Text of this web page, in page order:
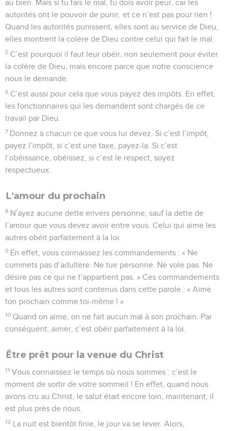
au bien. Mais si tu fais le mal, tu dois avoir peur, car les
autorités ont le pouvoir de punir, et ce n’est pas pour rien !
Quand les autorités punissent, elles sont au service de Dieu,
elles montrent la colère de Dieu contre celui qui fait le mal.
5 C’est pourquoi il faut leur obéir, non seulement pour éviter
la colère de Dieu, mais encore parce que notre conscience
nous le demande.
6 C’est aussi pour cela que vous payez des impôts. En effet,
les fonctionnaires qui les demandent sont chargés de ce
travail par Dieu.
7 Donnez à chacun ce que vous lui devez. Si c’est l’impôt,
payez l’impôt, si c’est une taxe, payez-la. Si c’est
l’obéissance, obéissez, si c’est le respect, soyez
respectueux.
L'amour du prochain
8 N’ayez aucune dette envers personne, sauf la dette de
l’amour que vous devez avoir entre vous. Celui qui aime les
autres obéit parfaitement à la loi.
9 En effet, vous connaissez les commandements : « Ne
commets pas d’adultère. Ne tue personne. Ne vole pas. Ne
désire pas ce qui ne t’appartient pas. » Ces commandements
et tous les autres sont contenus dans cette parole : « Aime
ton prochain comme toi-même ! »
10 Quand on aime, on ne fait aucun mal à son prochain. Par
conséquent, aimer, c’est obéir parfaitement à la loi.
Être prêt pour la venue du Christ
11 Vous connaissez le temps où nous sommes : c’est le
moment de sortir de votre sommeil ! En effet, quand nous
avons cru au Christ, le salut était encore loin, maintenant, il
est plus près de nous.
12 La nuit est bientôt finie, le jour va se lever. Alors,